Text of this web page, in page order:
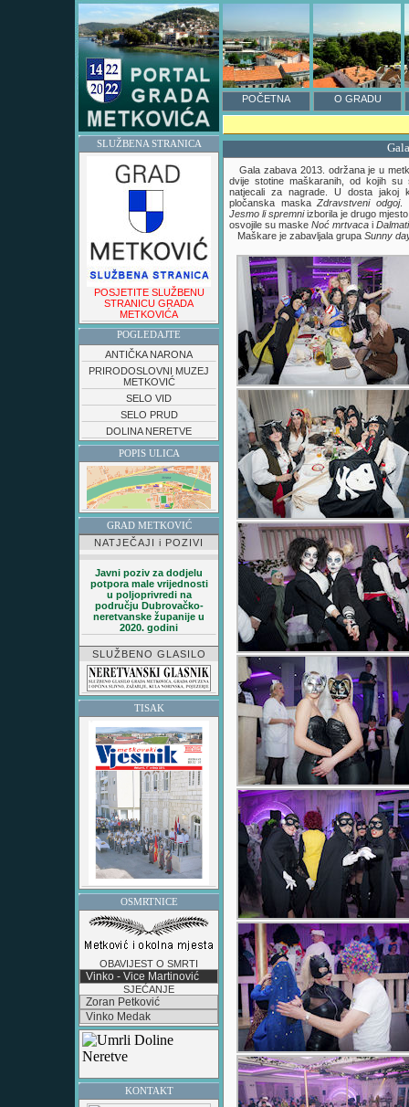
POČETNA O GRADU
SLUŽBENA STRANICA
POSJETITE SLUŽBENU
STRANICU GRADA
METKOVIĆA
POGLEDAJTE
ANTIČKA NARONA
PRIRODOSLOVNI MUZEJ
METKOVIĆ
SELO VID
SELO PRUD
DOLINA NERETVE
POPIS ULICA
GRAD METKOVIĆ
NATJEČAJI i POZIVI
Javni poziv za dodjelu
potpora male vrijednosti
u poljoprivredi na
području Dubrovačko-
neretvanske županije u
2020. godini
SLUŽBENO GLASILO
TISAK
OSMRTNICE
OBAVIJEST O SMRTI
Vinko - Vice Martinović
SJEĆANJE
Zoran Petković
Vinko Medak
KONTAKT
Gala zabava 2013. održana je u
dvije stotine maškaranih, od kojih su
natjecali za nagrade. U dosta jakoj
pločanska maskaZdravstveni odgoj.
Jesmo li spremniizborila je drugo
osvojile su maske Noć mrtvaca i
Maškare je zabavljala grupa Sunny